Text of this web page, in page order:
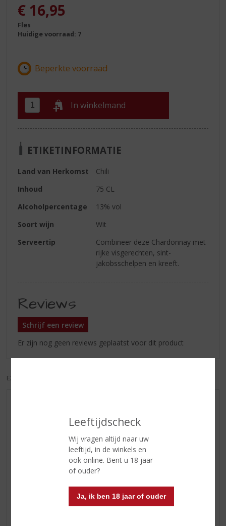
Leeftijdscheck
Wij vragen altijd naar uw
leeftijd, in de winkels en
ook online. Bent u 18 jaar
of ouder?
Ja, ik ben 18 jaar of ouder
€ 16,95
Fles
Huidige voorraad: 7
In winkelmand
ETIKETINFORMATIE
Land van Herkomst
Chili
Inhoud
75 CL
Alcoholpercentage
13% vol
Soort wijn
Wit
Serveertip
Combineer deze Chardonnay met
rijke visgerechten, sint-
jakobsschelpen en kreeft.
Reviews
Schrijf een review
Er zijn nog geen reviews geplaatst voor dit product
EXCL. BTW
NIEUWE BIEREN
NIEUWE WHISKY
NIEUW OVERIG
WIJN VAN DE MAAND
RUM VAN DE MAAND
BIER VAN DE MAAND